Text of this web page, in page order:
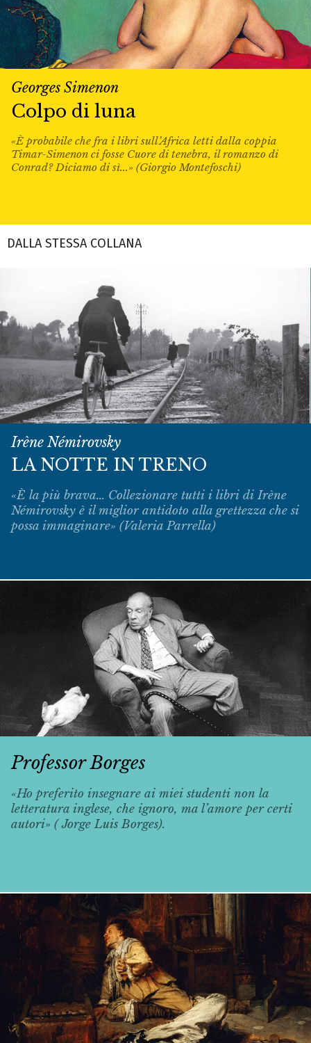
Georges Simenon
Colpo di luna
«È probabile che fra i libri sull’Africa letti dalla coppia
Timar-Simenon ci fosse Cuore di tenebra, il romanzo di
Conrad? Diciamo di sì...» (Giorgio Montefoschi)
DALLA STESSA COLLANA
Irène Némirovsky
LA NOTTE IN TRENO
«È la più brava... Collezionare tutti i libri di Irène
Némirovsky è il miglior antidoto alla grettezza che si
possa immaginare» (Valeria Parrella)
Professor Borges
«Ho preferito insegnare ai miei studenti non la
letteratura inglese, che ignoro, ma l’amore per certi
autori» ( Jorge Luis Borges).